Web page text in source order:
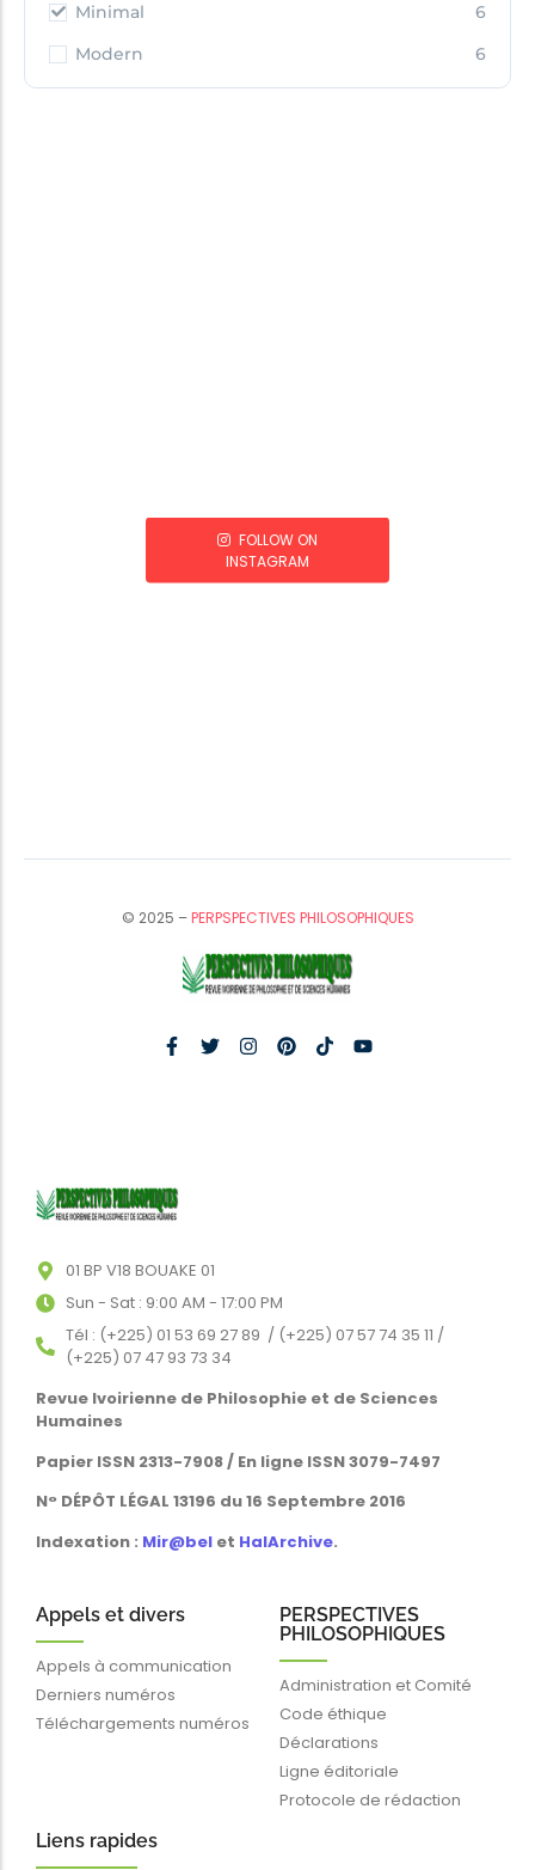
Minimal
6
Modern
6
FOLLOW ON
INSTAGRAM
© 2025 –PERPSPECTIVES PHILOSOPHIQUES
01 BP V18 BOUAKE 01
Sun - Sat : 9:00 AM - 17:00 PM
Tél : (+225) 01 53 69 27 89 / (+225) 07 57 74 35 11 /
(+225) 07 47 93 73 34
Revue Ivoirienne de Philosophie et de Sciences
Humaines
Papier ISSN 2313-7908 / En ligne ISSN 3079-7497
N° DÉPÔT LÉGAL 13196 du 16 Septembre 2016
Indexation : Mir@bel et HalArchive.
Appels et divers
Appels à communication
Derniers numéros
Téléchargements numéros
PERSPECTIVES
PHILOSOPHIQUES
Administration et Comité
Code éthique
Déclarations
Ligne éditoriale
Protocole de rédaction
Liens rapides